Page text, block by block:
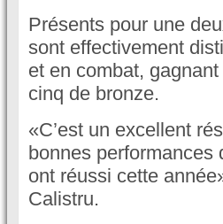
Présents pour une
sont effectivement
et en combat, gagnant
cinq de bronze.
«C’est un excellent
bonnes
ont réussi cette
Calistru.